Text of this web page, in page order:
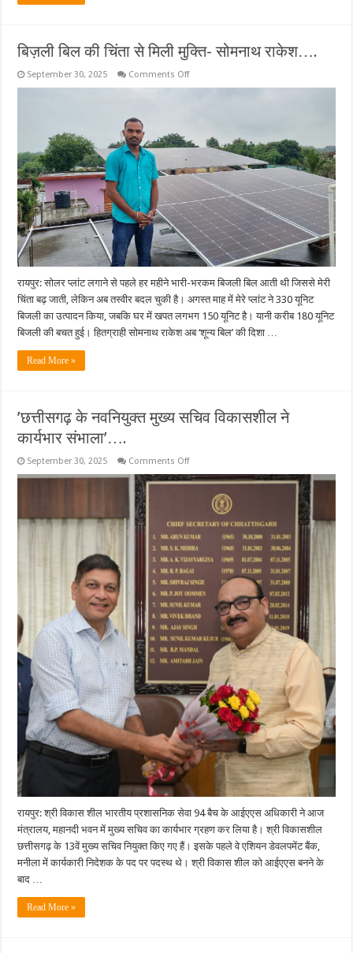
बिज़ली बिल की चिंता से मिली मुक्ति- सोमनाथ राकेश….
September 30, 2025 Comments Offon
मुक्ति-
सोमनाथ
राकेश….
रायपुर: सोलर प्लांट लगाने से पहले हर महीने भारी-भरकम बिजली बिल आती थी जिससे मेरी
चिंता बढ़ जाती, लेकिन अब तस्वीर बदल चुकी है। अगस्त माह में मेरे प्लांट ने 330 यूनिट
बिजली का उत्पादन किया, जबकि घर में खपत लगभग 150 यूनिट है। यानी करीब 180 यूनिट
बिजली की बचत हुई। हितग्राही सोमनाथ राकेश अब ‘शून्य बिल’ की दिशा …
Read More »
’छत्तीसगढ़ के नवनियुक्त मुख्य सचिव विकासशील ने
कार्यभार संभाला’….
September 30, 2025 Comments Offon
के
विकासशील
ने
कार्यभार
संभाला’….
रायपुर: श्री विकास शील भारतीय प्रशासनिक सेवा 94 बैच के आईएएस अधिकारी ने आज
मंत्रालय, महानदी भवन में मुख्य सचिव का कार्यभार ग्रहण कर लिया है। श्री विकासशील
छत्तीसगढ़ के 13वें मुख्य सचिव नियुक्त किए गए हैं। इसके पहले वे एशियन डेवलपमेंट बैंक,
मनीला में कार्यकारी निदेशक के पद पर पदस्थ थे। श्री विकास शील को आईएएस बनने के
बाद …
Read More »